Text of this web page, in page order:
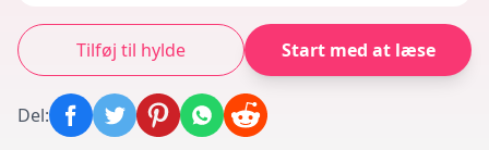
Tilføj til hylde Start med at læse
Del: